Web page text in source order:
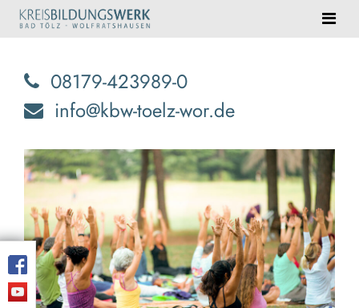
08179-423989-0
info@kbw-toelz-wor.de